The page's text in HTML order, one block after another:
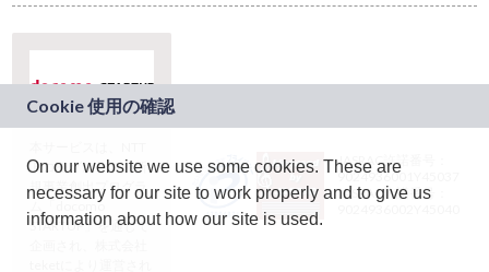
ドコモグループの新
規事業創出プログラ
ム「docomo
STARTUP」を通じて
JASRAC許諾番号：
9024936001Y45037
JASRAC許諾番号：
On our website we use some cookies. These are
necessary for our site to work properly and to give us
information about how our site is used.